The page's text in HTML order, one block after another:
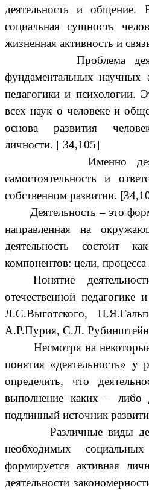
деятельность и
социальная сущность
жизненная активность и
Проблема
фундаментальных научных
педагогики и психологии.
всех наук о человеке и
основа развития
личности. [ 34,105]
Именно
самостоятельность и
собственном развитии.
Деятельность – это
направленная на
деятельность состоит
компонентов: цели,
Понятие
отечественной педагогике
Л.С.Выготского,
А.Р.Пурия, С.Л.
Несмотря на некоторые
понятия «деятельность» у
определить, что
выполнение каких – либо
подлинный источник
Различные виды
необходимых
формируется активная
деятельности